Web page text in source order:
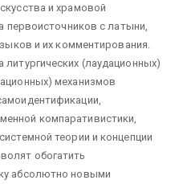
и храмовой
первоисточников с латыни,
и их комментирования.
(лаудационных)
механизмов
компаративистики,
теории и концепции
обогатить
абсолютно новыми